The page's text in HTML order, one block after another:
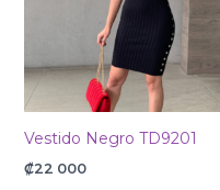
Vestido Negro TD9201
₡22 000